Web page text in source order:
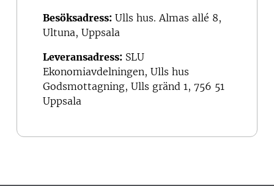
Besöksadress: Ulls hus. Almas allé 8,
Ultuna, Uppsala
Leveransadress: SLU
Ekonomiavdelningen, Ulls hus
Godsmottagning, Ulls gränd 1, 756 51
Uppsala